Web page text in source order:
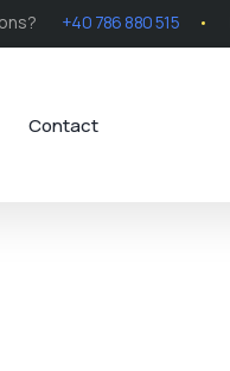
+40 786 880 515
Contact